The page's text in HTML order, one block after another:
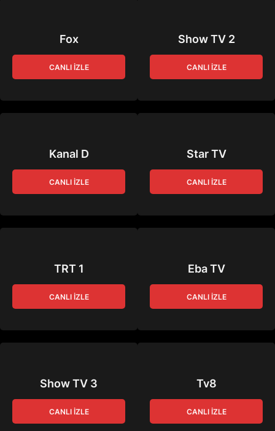
Fox
CANLI İZLE
Show TV 2
CANLI İZLE
Kanal D
CANLI İZLE
Star TV
CANLI İZLE
TRT 1
CANLI İZLE
Eba TV
CANLI İZLE
Show TV 3
CANLI İZLE
Tv8
CANLI İZLE